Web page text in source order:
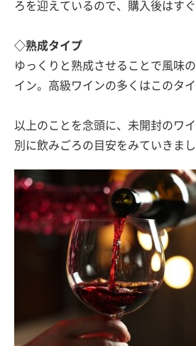
ろを迎えているので、購入後はす
◇熟成タイプ
ゆっくりと熟成させることで風味
イン。高級ワインの多くはこのタイ
以上のことを念頭に、未開封のワ
別に飲みごろの目安をみていきまし